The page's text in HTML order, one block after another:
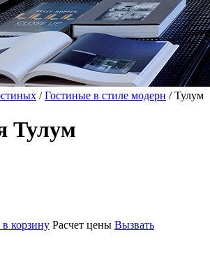
/Гостиные в стиле модерн / Тулум
Тулум
корзину Расчет цены Вызвать